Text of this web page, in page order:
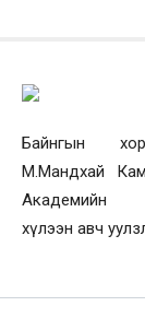
Байнгын
М.Мандхай
Академийн
хүлээн авч